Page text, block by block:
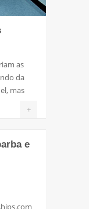
as
da
mas
+
e